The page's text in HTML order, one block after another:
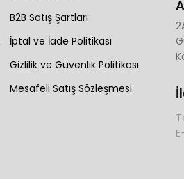
B2B Satış Şartları
İptal ve İade Politikası
Gizlilik ve Güvenlik Politikası
Mesafeli Satış Sözleşmesi